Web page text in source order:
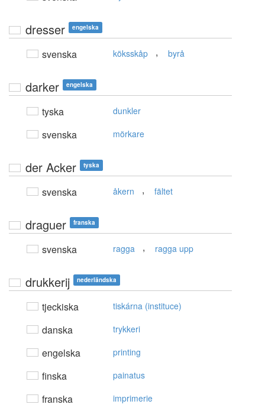
dresser engelska
svenska köksskåp , byrå
darker engelska
tyska dunkler
svenska mörkare
der Acker tyska
svenska åkern , fältet
draguer franska
svenska ragga , ragga upp
drukkerij nederländska
tjeckiska tiskárna (instituce)
danska trykkeri
engelska printing
finska painatus
franska imprimerie